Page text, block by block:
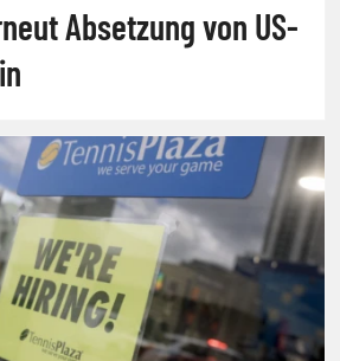
Absetzung von US-